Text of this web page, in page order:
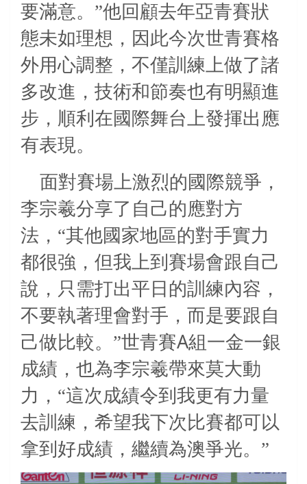
要滿意。”他回顧去年亞青賽狀
態未如理想，因此今次世青賽格
外用心調整，不僅訓練上做了諸
多改進，技術和節奏也有明顯進
步，順利在國際舞台上發揮出應
有表現。
面對賽場上激烈的國際競爭，
李宗羲分享了自己的應對方
法，“其他國家地區的對手實力
都很強，但我上到賽場會跟自己
說，只需打出平日的訓練內容，
不要執著理會對手，而是要跟自
己做比較。”世青賽A組一金一銀
成績，也為李宗羲帶來莫大動
力，“這次成績令到我更有力量
去訓練，希望我下次比賽都可以
拿到好成績，繼續為澳爭光。”